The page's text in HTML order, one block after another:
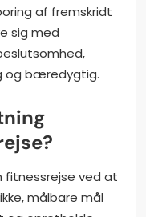
af fremskridt
sig med
og bæredygtig.
ved at
målbare mål